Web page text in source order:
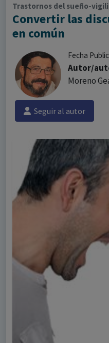
Trastornos del sueño-
Convertir las
en común
Fecha
Autor/
Moreno
Seguir al autor